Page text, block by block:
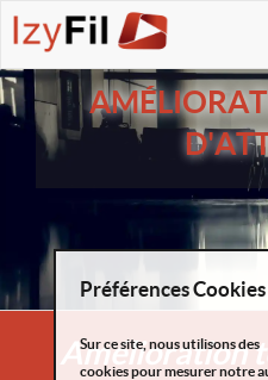
Amélioration
Préférences Cookies
Sur ce site, nous utilisons des
cookies pour mesurer notre